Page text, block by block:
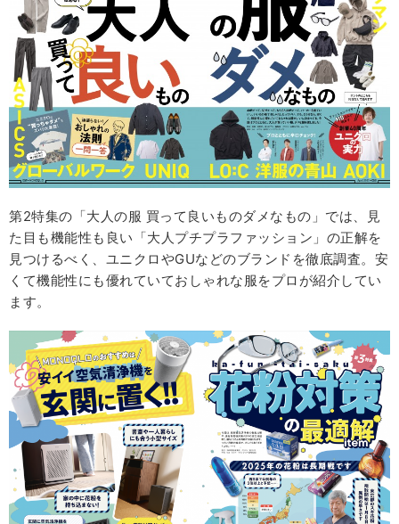
第2特集の「大人の服 買って良いものダメなもの」では、見
た目も機能性も良い「大人プチプラファッション」の正解を
見つけるべく、ユニクロやGUなどのブランドを徹底調査。安
くて機能性にも優れていておしゃれな服をプロが紹介してい
ます。